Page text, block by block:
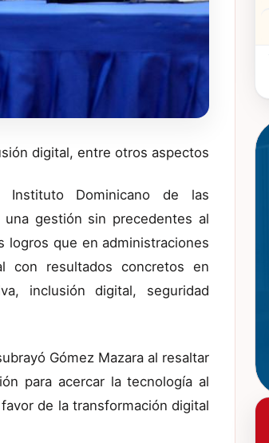
digital, entre otros aspectos
Instituto Dominicano de las
una gestión sin precedentes al
logros que en administraciones
con resultados concretos en
inclusión digital, seguridad
Gómez Mazara al resaltar
para acercar la tecnología al
de la transformación digital